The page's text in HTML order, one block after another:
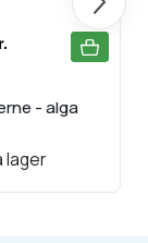
- alga
lager